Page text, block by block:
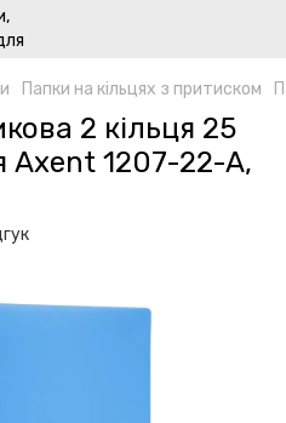
Папки на кільцях з притиском
2 кільця 25
Axent 1207-22-A,